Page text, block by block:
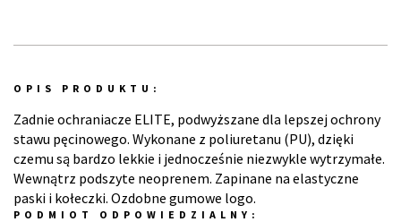
OPIS PRODUKTU:
Zadnie ochraniacze ELITE, podwyższane dla lepszej ochrony
stawu pęcinowego. Wykonane z poliuretanu (PU), dzięki
czemu są bardzo lekkie i jednocześnie niezwykle wytrzymałe.
Wewnątrz podszyte neoprenem. Zapinane na elastyczne
paski i kołeczki. Ozdobne gumowe logo.
PODMIOT ODPOWIEDZIALNY: